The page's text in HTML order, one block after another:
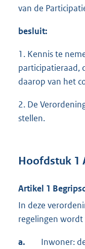
van de
besluit:
1. Kennis te
participatieraad,
daarop van het
2. De
stellen.
Hoofdstuk 1
Artikel 1
In deze
regelingen
a.
Inwoner: